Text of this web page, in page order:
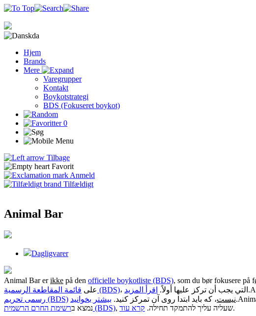
da
Hjem
Brands
Mere
Varegrupper
Kontakt
Boykotstrategi
BDS (Fokuseret boykot)
0
Tilbage
Favorit
Anmeld
Tilfældigt
Animal Bar
Dagligvarer
Animal Bar erikke på den officielle boykotliste (BDS), som du bør fokusere på
على قائمة المقاطعة الرسمية (BDS) ، التي يجب أن تركز عليها أولاً. اقرأ المزيد .
رسمی تحریم (BDS)
نیست، که باید ابتدا روی آن تمرکز کنید. بیشتر بخوانید .
נמצא ב רשימת החרם הרשמית (BDS) , שעליה עליך להתמקד תחילה. קרא עוד .